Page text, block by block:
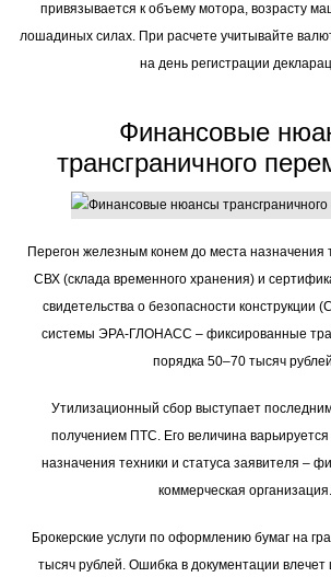
привязывается к объему мотора, возрасту
лошадиных силах. При расчете учитывайте
на день регистрации
Финансовые
трансграничного
Перегон железным конем до места назначения
СВХ (склада временного хранения) и
свидетельства о безопасности конструкции
системы ЭРА-ГЛОНАСС – фиксированные
порядка 50–70 тысяч
Утилизационный сбор выступает
получением ПТС. Его величина варьируется
назначения техники и статуса заявителя –
коммерческая организация.
Брокерские услуги по оформлению бумаг на
тысяч рублей. Ошибка в документации